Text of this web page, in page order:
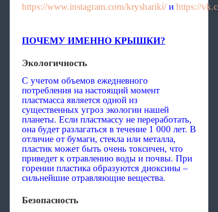
https://www.instagram.com/kryshariki/ и https://
ПОЧЕМУ ИМЕННО КРЫШКИ?
Экологичность
С учетом объемов ежедневного
потребления на настоящий момент
пластмасса является одной из
существенных угроз экологии нашей
планеты. Если пластмассу не переработать,
она будет разлагаться в течение 1 000 лет. В
отличие от бумаги, стекла или металла,
пластик может быть очень токсичен, что
приведет к отравлению воды и почвы. При
горении пластика образуются диоксины –
сильнейшие отравляющие вещества.
Безопасность